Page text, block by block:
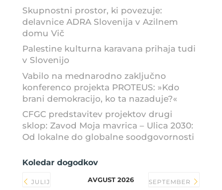
Skupnostni prostor, ki povezuje:
delavnice ADRA Slovenija v Azilnem
domu Vič
Palestine kulturna karavana prihaja tudi
v Slovenijo
Vabilo na mednarodno zaključno
konferenco projekta PROTEUS: »Kdo
brani demokracijo, ko ta nazaduje?«
CFGC predstavitev projektov drugi
sklop: Zavod Moja mavrica – Ulica 2030:
Od lokalne do globalne soodgovornosti
Koledar dogodkov
JULIJ AVGUST 2026 SEPTEMBER